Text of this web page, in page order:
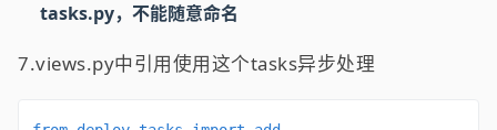
tasks.py，不能随意命名
7.views.py中引用使用这个tasks异步处理